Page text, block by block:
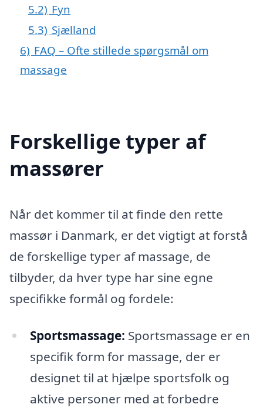
5.2) Fyn
5.3) Sjælland
6) FAQ – Ofte stillede spørgsmål om
massage
Forskellige typer af
massører
Når det kommer til at finde den rette
massør i Danmark, er det vigtigt at forstå
de forskellige typer af massage, de
tilbyder, da hver type har sine egne
specifikke formål og fordele:
Sportsmassage: Sportsmassage er en
specifik form for massage, der er
designet til at hjælpe sportsfolk og
aktive personer med at forbedre